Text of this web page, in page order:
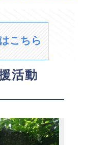
こちら
活動